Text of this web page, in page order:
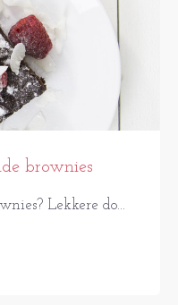
brownies
Lekkere do...